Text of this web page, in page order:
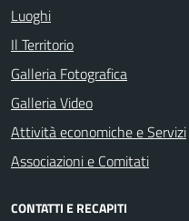
Luoghi
Il Territorio
Galleria Fotografica
Galleria Video
Attività economiche e Servizi
Associazioni e Comitati
CONTATTI E RECAPITI